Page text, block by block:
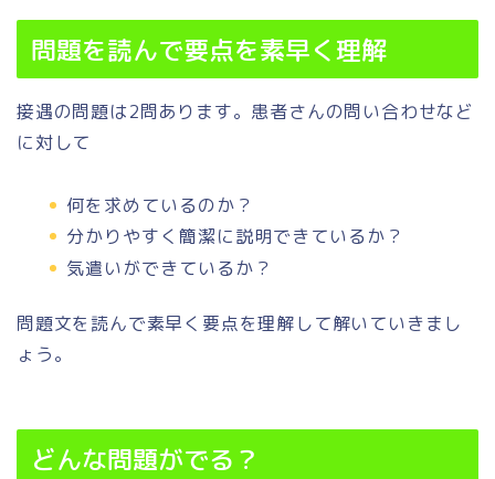
問題を読んで要点を素早く理解
接遇の問題は2問あります。患者さんの問い合わせなど
に対して
何を求めているのか？
分かりやすく簡潔に説明できているか？
気遣いができているか？
問題文を読んで素早く要点を理解して解いていきまし
ょう。
どんな問題がでる？